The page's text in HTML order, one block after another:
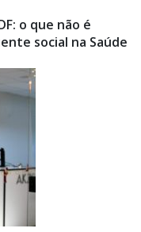
o que não é
social na Saúde